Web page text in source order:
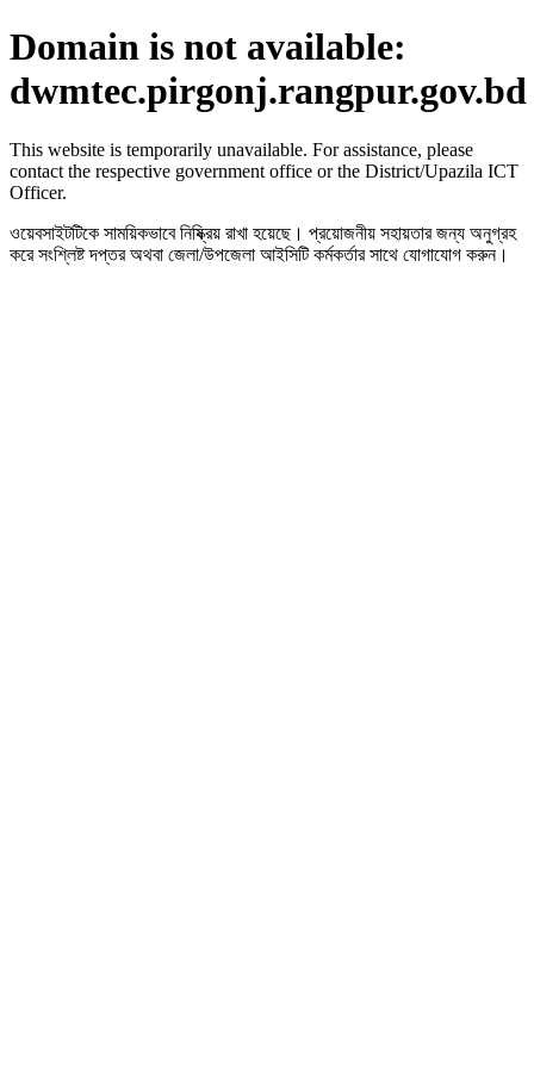
Domain is not available:
dwmtec.pirgonj.rangpur.gov.bd
This website is temporarily unavailable. For assistance, please
contact the respective government office or the District/Upazila ICT
Officer.
ওয়েবসাইটটিকে সাময়িকভাবে নিষ্ক্রিয় রাখা হয়েছে। প্রয়োজনীয় সহায়তার জন্য অনুগ্রহ
করে সংশ্লিষ্ট দপ্তর অথবা জেলা/উপজেলা আইসিটি কর্মকর্তার সাথে যোগাযোগ করুন।